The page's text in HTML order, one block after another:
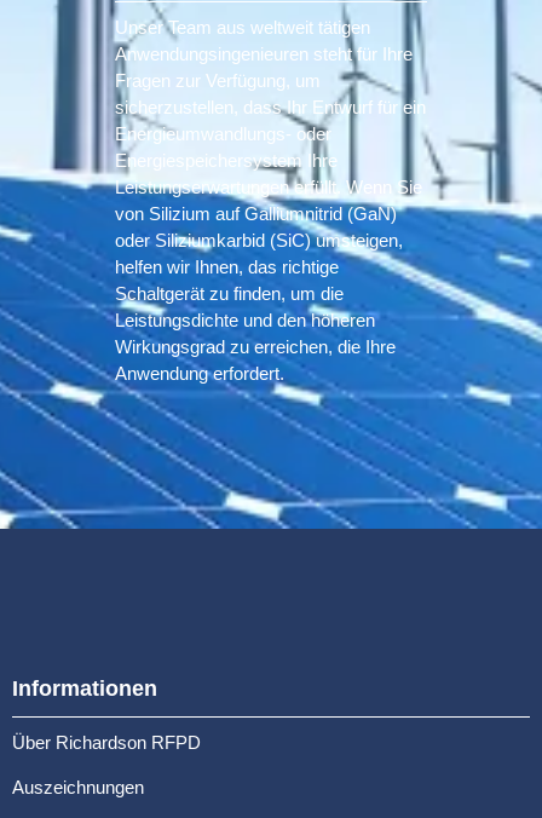
Unser Team aus weltweit tätigen
Anwendungsingenieuren steht für Ihre
Fragen zur Verfügung, um
sicherzustellen, dass Ihr Entwurf für ein
Energieumwandlungs- oder
Energiespeichersystem Ihre
Leistungserwartungen erfüllt. Wenn Sie
von Silizium auf Galliumnitrid (GaN)
oder Siliziumkarbid (SiC) umsteigen,
helfen wir Ihnen, das richtige
Schaltgerät zu finden, um die
Leistungsdichte und den höheren
Wirkungsgrad zu erreichen, die Ihre
Anwendung erfordert.
Informationen
Über Richardson RFPD
Auszeichnungen